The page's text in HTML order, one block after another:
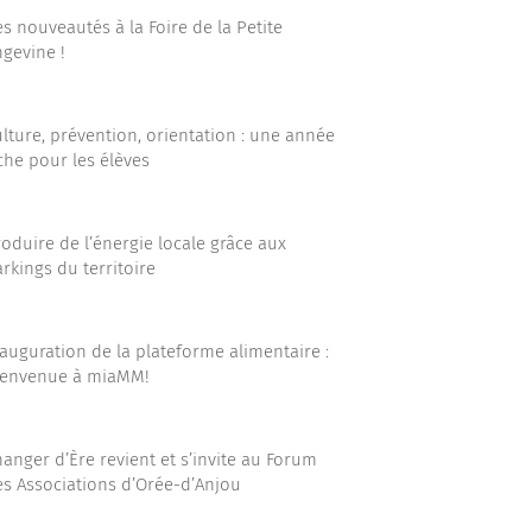
nouveautés à la Foire de la Petite
!
prévention, orientation : une année
pour les élèves
de l’énergie locale grâce aux
du territoire
de la plateforme alimentaire :
à miaMM!
d’Ère revient et s’invite au Forum
Associations d’Orée-d’Anjou